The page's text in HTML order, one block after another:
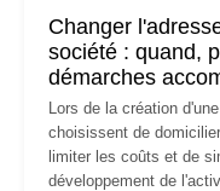
Changer
société : quand,
démarches
Lors de la création
choisissent de
limiter les coûts et de
développement de